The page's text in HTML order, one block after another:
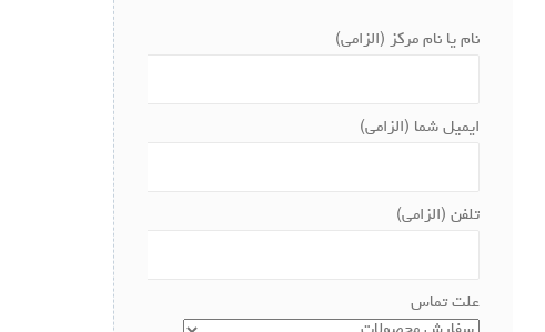
نام یا نام مرکز (الزامی)
ایمیل شما (الزامی)
تلفن (الزامی)
علت تماس